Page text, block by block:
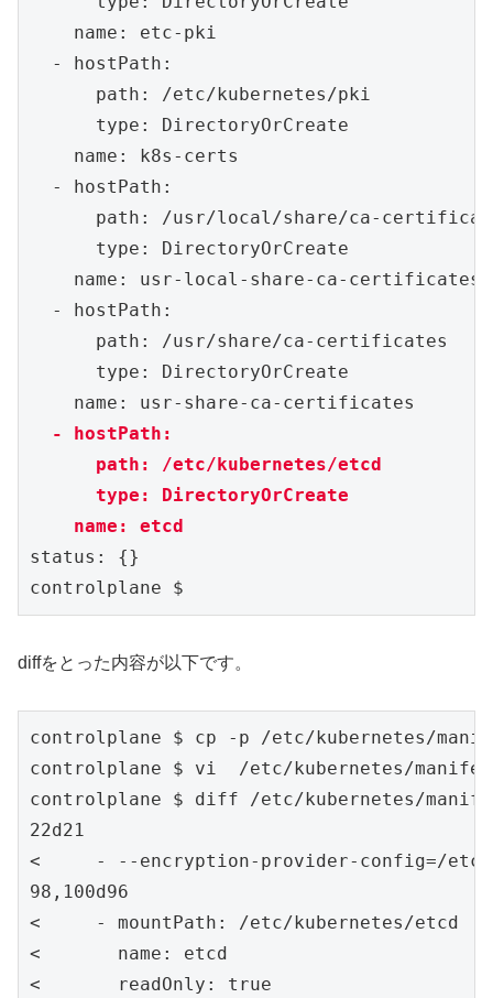
    name: etc-pki
  - hostPath:
      path: /etc/kubernetes/pki
      type: DirectoryOrCreate
    name: k8s-certs
  - hostPath:
path: /usr/local/share/ca-
      type: DirectoryOrCreate
    name: usr-local-share-ca-certificates
  - hostPath:
      path: /usr/share/ca-certificates
      type: DirectoryOrCreate
  - hostPath:
      path: /etc/kubernetes/etcd
      type: DirectoryOrCreate
    name: etcd
status: {}
controlplane $
diffをとった内容が以下です。
controlplane $ cp -p /etc/kubernetes/
controlplane $ vi  /etc/
controlplane $ diff /etc/kubernetes/
22d21
<     - --encryption-provider-config=/etc/
98,100d96
<     - mountPath: /etc/kubernetes/etcd
<       name: etcd
<       readOnly: true